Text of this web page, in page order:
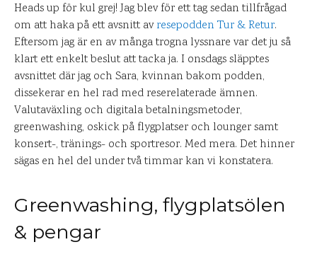
Heads up för kul grej! Jag blev för ett tag sedan tillfrågad
om att haka på ett avsnitt avresepodden Tur & Retur.
Eftersom jag är en av många trogna lyssnare var det ju så
klart ett enkelt beslut att tacka ja. I onsdags släpptes
avsnittet där jag och Sara, kvinnan bakom podden,
dissekerar en hel rad med reserelaterade ämnen.
Valutaväxling och digitala betalningsmetoder,
greenwashing, oskick på flygplatser och lounger samt
konsert-, tränings- och sportresor. Med mera. Det hinner
sägas en hel del under två timmar kan vi konstatera.
Greenwashing, flygplatsölen
& pengar